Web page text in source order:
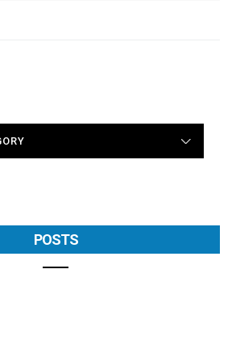
POSTS